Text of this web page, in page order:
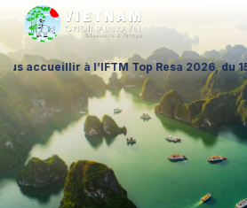
à l’IFTM Top Resa 2026, du 15 au 17